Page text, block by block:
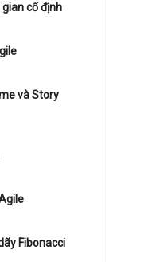
cố định
và Story
Fibonacci